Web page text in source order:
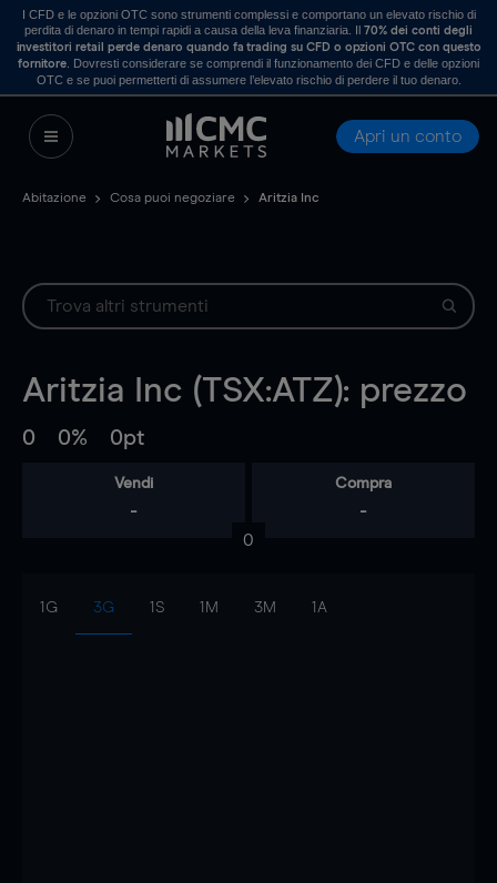
I CFD e le opzioni OTC sono strumenti complessi e comportano un elevato rischio di
perdita di denaro in tempi rapidi a causa della leva finanziaria. Il70% dei conti degli
investitori retail perde denaro quando fa trading su CFD o opzioni OTC con questo
fornitore . Dovresti considerare se comprendi il funzionamento dei CFD e delle opzioni
OTC e se puoi permetterti di assumere l’elevato rischio di perdere il tuo denaro.
Apri un conto
Abitazione Cosa puoi negoziare Aritzia Inc
Aritzia Inc (TSX:ATZ): prezzo
0 0% 0pt
Vendi
-
Compra
-
0
1G 3G 1S 1M 3M 1A